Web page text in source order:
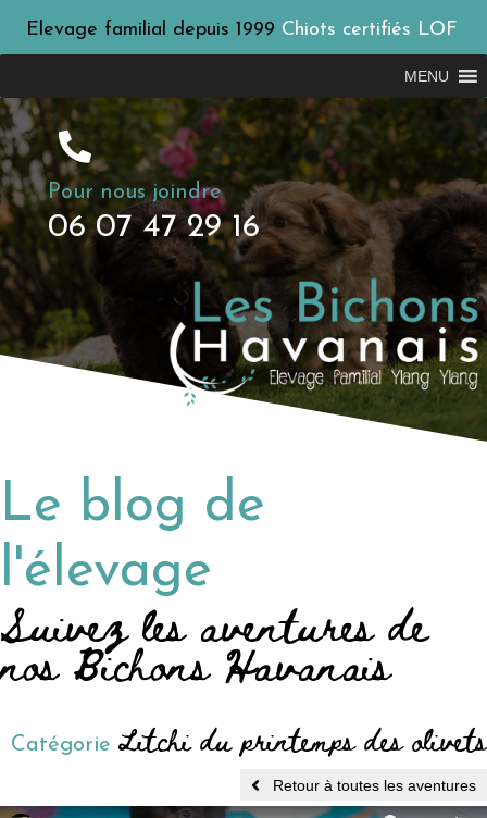
Elevage familial depuis 1999 Chiots certifiés LOF
MENU
Pour nous joindre
06 07 47 29 16
Le blog de
l'élevage
Suivez les aventures de
nos Bichons Havanais
Catégorie Litchi du printemps des olivets
Retour à toutes les aventures